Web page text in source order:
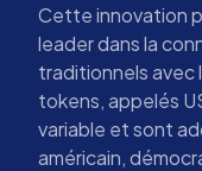
Cette innovation
leader dans la
traditionnels avec
tokens, appelés
variable et sont
américain,